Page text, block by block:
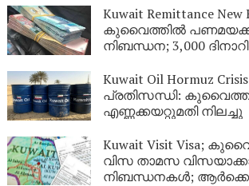
Kuwait Remittance New
കുവൈത്തിൽ
നിബന്ധന; 3,000
Kuwait Oil Hormuz
പ്രതിസന്ധി:
എണ്ണക്കയറ്റുമതി നിലച്ചു
Kuwait Visit Visa;
വിസ താമസ
നിബന്ധനകൾ;